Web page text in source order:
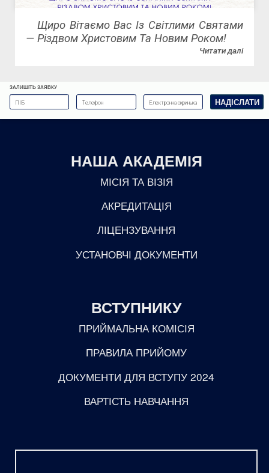
Щиро Вітаємо Вас Із Світлими Святами
— Різдвом Христовим Та Новим Роком!
Читати далі
ЗАЛИШІТЬ ЗАЯВКУ
НАША АКАДЕМІЯ
МІСІЯ ТА ВІЗІЯ
АКРЕДИТАЦІЯ
ЛІЦЕНЗУВАННЯ
УСТАНОВЧІ ДОКУМЕНТИ
ВСТУПНИКУ
ПРИЙМАЛЬНА КОМІСІЯ
ПРАВИЛА ПРИЙОМУ
ДОКУМЕНТИ ДЛЯ ВСТУПУ 2024
ВАРТІСТЬ НАВЧАННЯ